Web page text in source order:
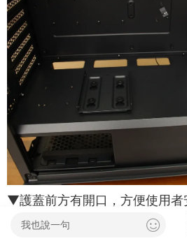
▼護蓋前方有開口，方便使用者
我也說一句